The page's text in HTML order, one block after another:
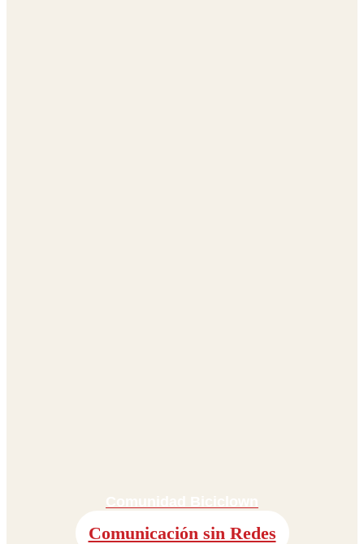
Comunicación sin Redes